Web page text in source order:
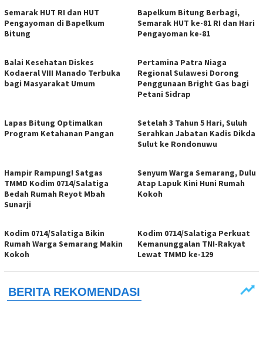
Semarak HUT RI dan HUT
Pengayoman di Bapelkum
Bitung
‎Bapelkum Bitung Berbagi,
Semarak HUT ke-81 RI dan Hari
Pengayoman ke-81
Balai Kesehatan Diskes
Kodaeral VIII Manado Terbuka
bagi Masyarakat Umum
Pertamina Patra Niaga
Regional Sulawesi Dorong
Penggunaan Bright Gas bagi
Petani Sidrap
Lapas Bitung Optimalkan
Program Ketahanan Pangan
Setelah 3 Tahun 5 Hari, Suluh
Serahkan Jabatan Kadis Dikda
Sulut ke Rondonuwu
Hampir Rampung! Satgas
TMMD Kodim 0714/Salatiga
Bedah Rumah Reyot Mbah
Sunarji
Senyum Warga Semarang, Dulu
Atap Lapuk Kini Huni Rumah
Kokoh
Kodim 0714/Salatiga Bikin
Rumah Warga Semarang Makin
Kokoh
Kodim 0714/Salatiga Perkuat
Kemanunggalan TNI-Rakyat
Lewat TMMD ke-129